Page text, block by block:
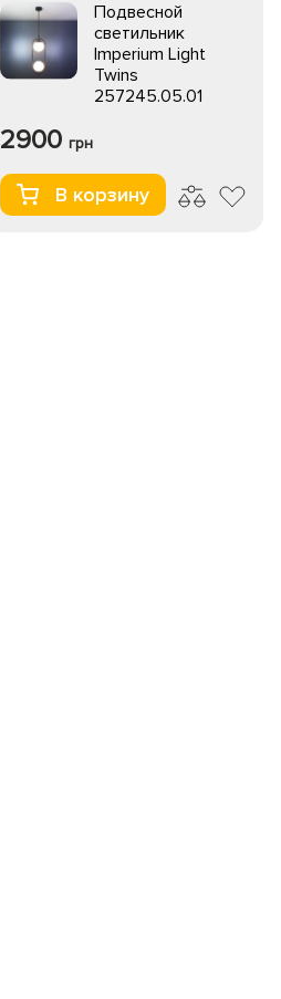
Подвесной
светильник
Imperium Light
Twins
257245.05.01
2900 грн
В корзину